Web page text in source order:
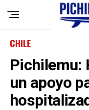
CHILE
Pichilemu:
un apoyo